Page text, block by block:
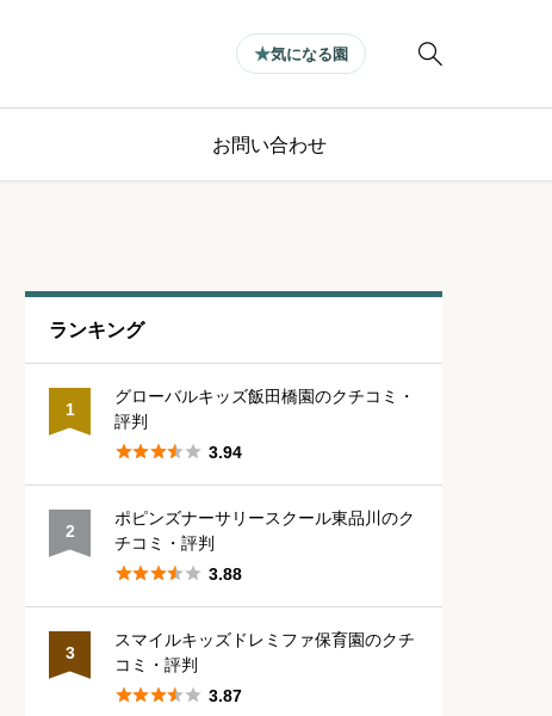

気になる園
お問い合わせ
ランキング
1
グローバルキッズ飯田橋園のクチコミ・
評判
 3.94
2
ポピンズナーサリースクール東品川のク
チコミ・評判
 3.88
3
スマイルキッズドレミファ保育園のクチ
コミ・評判
 3.87